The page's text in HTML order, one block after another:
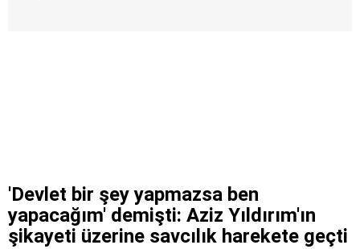
'Devlet bir şey yapmazsa ben
yapacağım' demişti: Aziz Yıldırım'ın
şikayeti üzerine savcılık harekete geçti